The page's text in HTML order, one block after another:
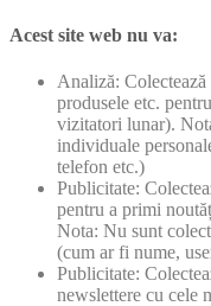
Acest site web nu va:
Analiză:
produsele etc.
vizitatori lunar).
individuale
telefon etc.)
Publicitate:
pentru a primi
Nota: Nu sunt
(cum ar fi nume,
Publicitate:
newslettere cu cele